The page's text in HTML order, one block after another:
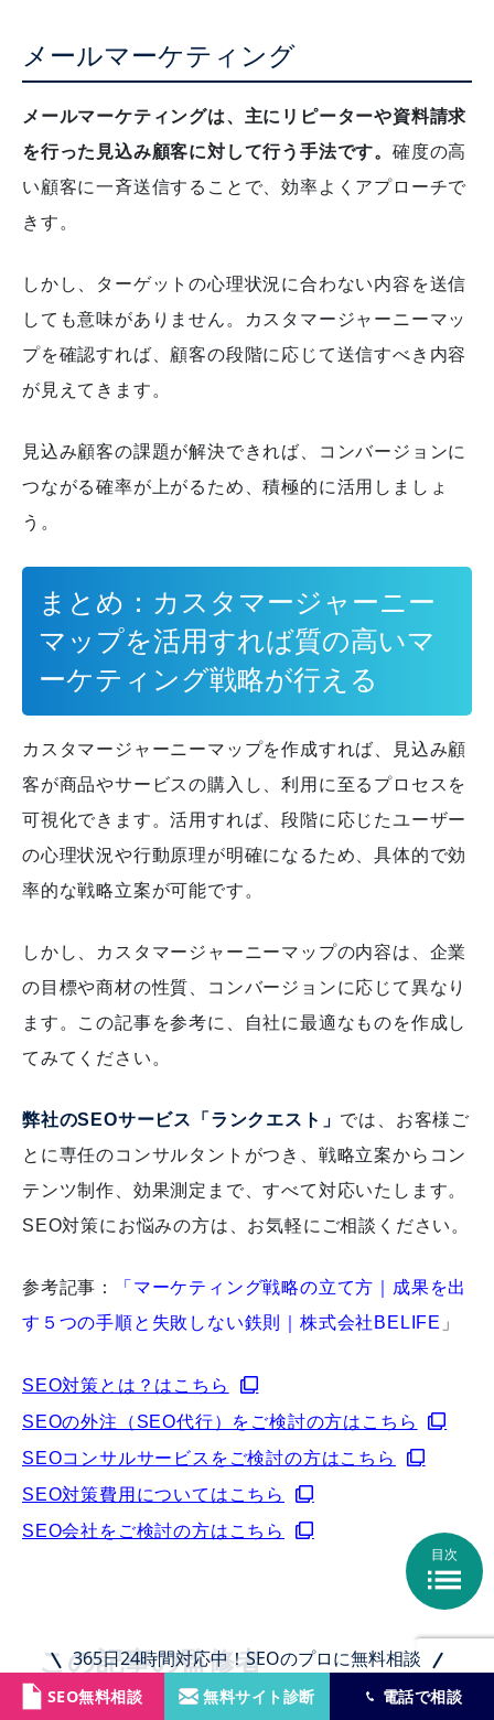
365日24時間対応中！SEOのプロに無料相談
SEO無料相談 無料サイト診断 電話で相談
メールマーケティング
メールマーケティングは、主にリピーターや資料請求
を行った見込み顧客に対して行う手法です。 確度の高
い顧客に一斉送信することで、効率よくアプローチで
きす。
しかし、ターゲットの心理状況に合わない内容を送信
しても意味がありません。
カスタマージャーニーマッ
プを確認すれば、顧客の段階に応じて送信すべき内容
が見えてきます。
見込み顧客の課題が解決できれば、コンバージョンに
つながる確率が上がるため、積極的に活用しましょ
う。
まとめ：カスタマージャーニー
マップを活用すれば質の高いマ
ーケティング戦略が行える
カスタマージャーニーマップを作成すれば、見込み顧
客が商品やサービスの購入し、利用に至るプロセスを
可視化できます。活用すれば、段階に応じたユーザー
の心理状況や行動原理が明確になるため、具体的で効
率的な戦略立案が可能です。
しかし、カスタマージャーニーマップの内容は、企業
の目標や商材の性質、コンバージョンに応じて異なり
ます。 この記事を参考に、自社に最適なものを作成し
てみてください。
弊社のSEOサービス「ランクエスト」 では、お客様ご
とに専任のコンサルタントがつき、戦略立案からコン
テンツ制作、効果測定まで、すべて対応いたします。
SEO対策にお悩みの方は、お気軽にご相談ください。
参考記事：
「マーケティング戦略の立て方｜成果を出
す５つの手順と失敗しない鉄則｜株式会社BELIFE 」
SEO対策とは？はこちら
SEOの外注（SEO代行）をご検討の方はこちら
SEOコンサルサービスをご検討の方はこちら
SEO対策費用についてはこちら
SEO会社をご検討の方はこちら
この記事の監修者
目次
